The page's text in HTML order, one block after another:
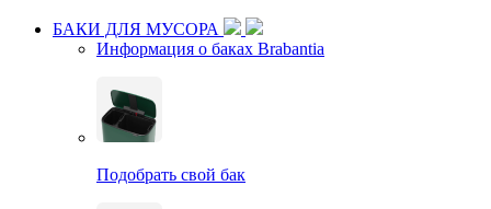
БАКИ ДЛЯ МУСОРА
Информация о баках Brabantia
Подобрать свой бак